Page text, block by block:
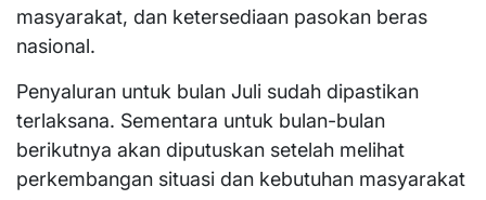
masyarakat, dan ketersediaan pasokan beras
nasional.
Penyaluran untuk bulan Juli sudah dipastikan
terlaksana. Sementara untuk bulan-bulan
berikutnya akan diputuskan setelah melihat
perkembangan situasi dan kebutuhan masyarakat